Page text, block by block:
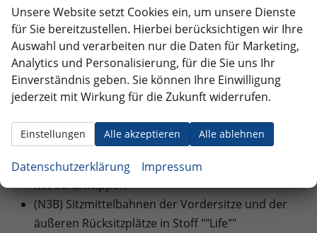
heranklappbar
(QQ8) Ambientebeleuchtung 10-farbig
(3T2) 3 Kopfstützen hinten
(3A2) ISOFIX-Halteösen für Kindersitze auf den
äußeren Rücksitzen sowie auf dem Beifahrersitz,
i-Size-kompatibel
(7P4) Lendenwirbelstützen vorn
(6E3) Mittelarmlehne vorne
(2FT) Multifunktionslenkrad in Leder, beheizbar,
mit Schaltwippen
(N3B) Sitzmittelbahnen der Vordersitze und der
äußeren Rücksitzplätze in Stoff ""Life""
Unsere Website setzt Cookies ein, um unsere Dienste
für Sie bereitzustellen. Hierbei berücksichtigen wir Ihre
Auswahl und verarbeiten nur die Daten für Marketing,
Analytics und Personalisierung, für die Sie uns Ihr
Einverständnis geben. Sie können Ihre Einwilligung
jederzeit mit Wirkung für die Zukunft widerrufen.
Alle akzeptieren Alle ablehnen
Einstellungen
Datenschutzerklärung Impressum